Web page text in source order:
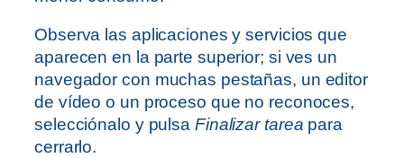
Observa las aplicaciones y servicios que
aparecen en la parte superior; si ves un
navegador con muchas pestañas, un editor
de vídeo o un proceso que no reconoces,
selecciónalo y pulsa Finalizar tarea para
cerrarlo.